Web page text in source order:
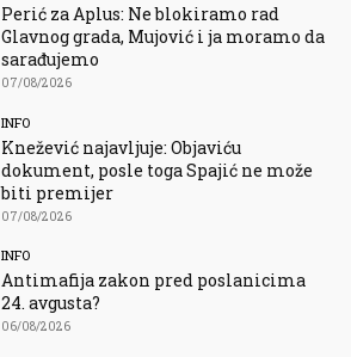
Perić za Aplus: Ne blokiramo rad
Glavnog grada, Mujović i ja moramo da
sarađujemo
07/08/2026
INFO
Knežević najavljuje: Objaviću
dokument, posle toga Spajić ne može
biti premijer
07/08/2026
INFO
Antimafija zakon pred poslanicima
24. avgusta?
06/08/2026